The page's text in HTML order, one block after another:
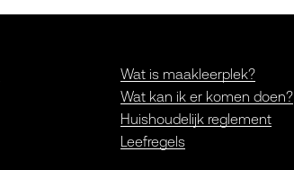
Wat is maakleerplek?
Wat kan ik er komen doen?
Huishoudelijk reglement
Leefregels